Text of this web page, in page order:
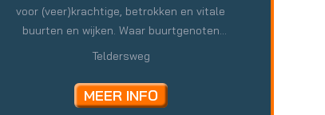
voor (veer)krachtige, betrokken en vitale
buurten en wijken. Waar buurtgenoten
samenwerken, samenleven en samen de buurt
samenvatten in zeven thema's: Jeugd- en
jongerenwerk - Samen in de wijk - Sport en
Teldersweg
MEER INFO